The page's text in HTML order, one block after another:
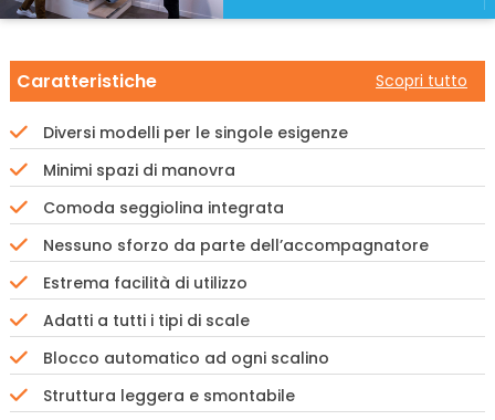
Caratteristiche Scopri tutto
Diversi modelli per le singole esigenze
Minimi spazi di manovra
Comoda seggiolina integrata
Nessuno sforzo da parte dell’accompagnatore
Estrema facilità di utilizzo
Adatti a tutti i tipi di scale
Blocco automatico ad ogni scalino
Struttura leggera e smontabile